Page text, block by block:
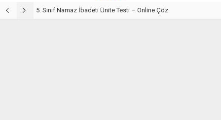
5. Sınıf Namaz İbadeti Ünite Testi – Online Çöz